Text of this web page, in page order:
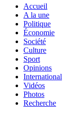
Accueil
A la une
Politique
Économie
Société
Culture
Sport
Opinions
International
Vidéos
Photos
Recherche